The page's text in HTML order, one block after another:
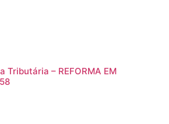
Tributária – REFORMA EM